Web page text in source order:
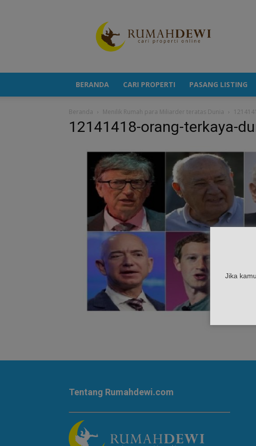
Berita
Properti
Terkini
BERANDA CARI PROPERTI PASANG LISTING
Beranda Menilik Rumah para Miliarder teratas Dunia
12141418-orang-terkaya-
Tentang Rumahdewi.com
Jika